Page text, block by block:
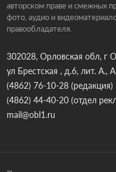
авторском праве и смежных
фото, аудио и
правообладателя.
302028, Орловская обл, г
ул Брестская , д.6, лит. А.,
(4862) 76-10-28(редакция)
(4862) 44-40-20(отдел
mail@obl1.ru